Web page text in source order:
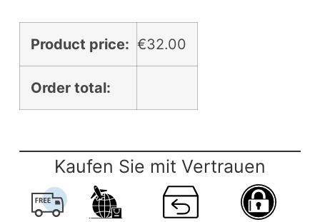
Product price: €32.00
Order total:
Kaufen Sie mit Vertrauen